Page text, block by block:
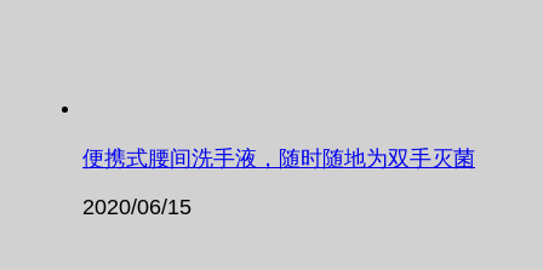
便携式腰间洗手液，随时随地为双手灭菌
2020/06/15